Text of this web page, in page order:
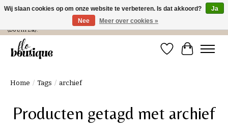
Verzending in NL € 4,99 en gratis bij een bestelling > € 100 of afhalen in de winkel
(Do t/m Za).
Verlanglijst
Home / Tags / archief
Producten getagd met archief
Wij slaan cookies op om onze website te verbeteren. Is dat akkoord?
Ja
Nee
Meer over cookies »